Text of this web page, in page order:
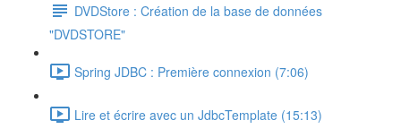
DVDStore : Création de la base de données
"DVDSTORE"
Spring JDBC : Première connexion (7:06)
Lire et écrire avec un JdbcTemplate (15:13)